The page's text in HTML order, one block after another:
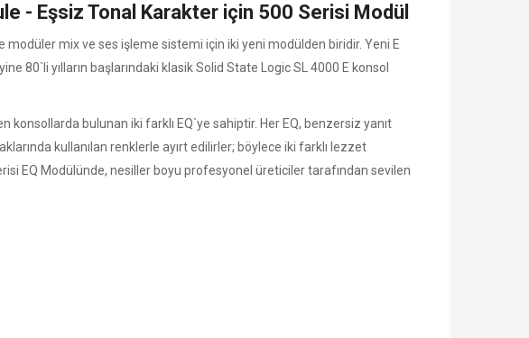
- Eşsiz Tonal Karakter için 500 Serisi Modül
modüler mix ve ses işleme sistemi için iki yeni modülden biridir. Yeni E
80`li yılların başlarındaki klasik Solid State Logic SL 4000 E konsol
konsollarda bulunan iki farklı EQ`ye sahiptir. Her EQ, benzersiz yanıt
kullanılan renklerle ayırt edilirler; böylece iki farklı lezzet
EQ Modülünde, nesiller boyu profesyonel üreticiler tarafından sevilen